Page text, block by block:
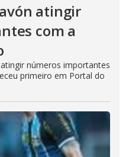
atingir
com a
números importantes
primeiro em Portal do